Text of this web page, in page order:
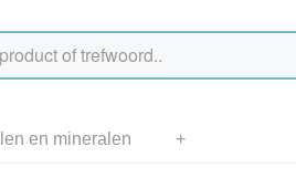
en mineralen +